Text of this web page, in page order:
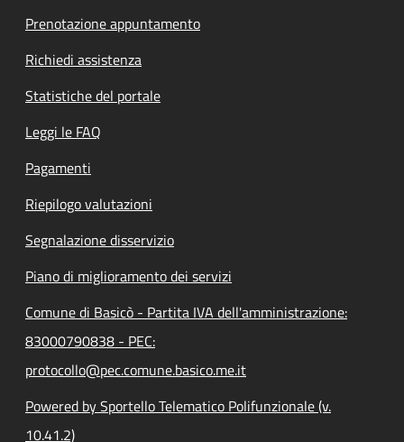
Prenotazione appuntamento
Richiedi assistenza
Statistiche del portale
Leggi le FAQ
Pagamenti
Riepilogo valutazioni
Segnalazione disservizio
Piano di miglioramento dei servizi
Comune di Basicò - Partita IVA dell'amministrazione:
83000790838 - PEC:
protocollo@pec.comune.basico.me.it
Powered by Sportello Telematico Polifunzionale (v.
10.41.2)